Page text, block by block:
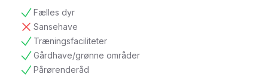
Fælles dyr
tilgængelig
Sansehave
ikke tilgængelig
Træningsfaciliteter
tilgængelig
Gårdhave/grønne områder
tilgængelig
Pårørenderåd
tilgængelig